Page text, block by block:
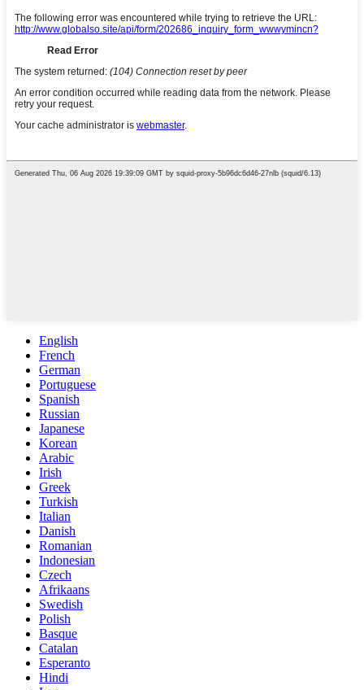
English
French
German
Portuguese
Spanish
Russian
Japanese
Korean
Arabic
Irish
Greek
Turkish
Italian
Danish
Romanian
Indonesian
Czech
Afrikaans
Swedish
Polish
Basque
Catalan
Esperanto
Hindi